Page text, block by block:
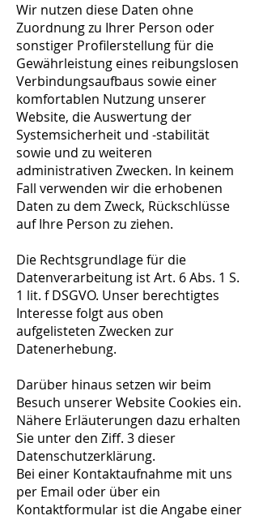
Wir nutzen diese Daten ohne
Zuordnung zu Ihrer Person oder
sonstiger Profilerstellung für die
Gewährleistung eines reibungslosen
Verbindungsaufbaus sowie einer
komfortablen Nutzung unserer
Website, die Auswertung der
Systemsicherheit und -stabilität
sowie und zu weiteren
administrativen Zwecken. In keinem
Fall verwenden wir die erhobenen
Daten zu dem Zweck, Rückschlüsse
auf Ihre Person zu ziehen.
Die Rechtsgrundlage für die
Datenverarbeitung ist Art. 6 Abs. 1 S.
1 lit. f DSGVO. Unser berechtigtes
Interesse folgt aus oben
aufgelisteten Zwecken zur
Datenerhebung.
Darüber hinaus setzen wir beim
Besuch unserer Website Cookies ein.
Nähere Erläuterungen dazu erhalten
Sie unter den Ziff. 3 dieser
Datenschutzerklärung.
Bei einer Kontaktaufnahme mit uns
per Email oder über ein
Kontaktformular ist die Angabe einer